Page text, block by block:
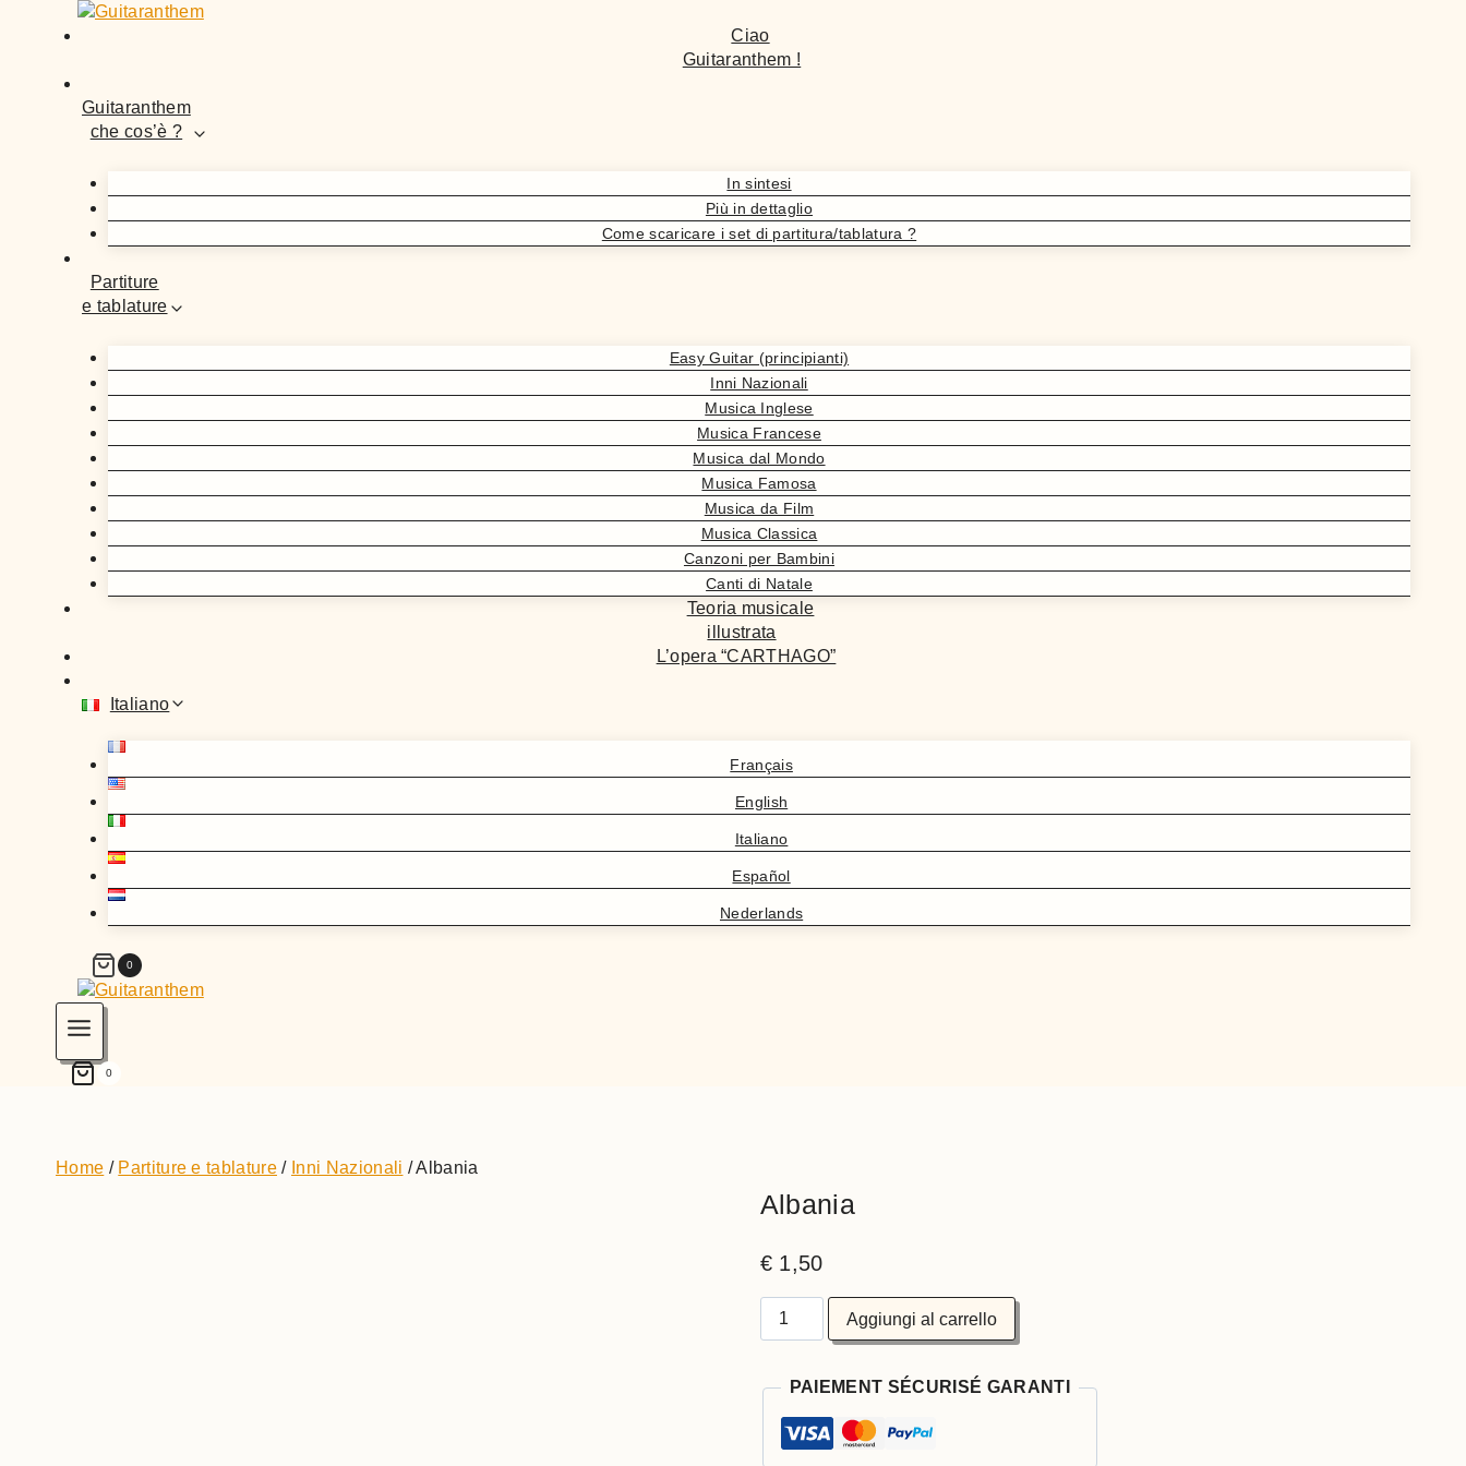
Ciao
Guitaranthem !
Guitaranthem
che cos’è ?
In sintesi
Più in dettaglio
Come scaricare i set di partitura/tablatura ?
Partiture
e tablature
Easy Guitar (principianti)
Inni Nazionali
Musica Inglese
Musica Francese
Musica dal Mondo
Musica Famosa
Musica da Film
Musica Classica
Canzoni per Bambini
Canti di Natale
Teoria musicale
illustrata
L’opera “CARTHAGO”
Italiano
Français
English
Italiano
Español
Nederlands
0
0
Home / Partiture e tablature / Inni Nazionali /Albania
Albania
€ 1,50
Aggiungi al carrello
PAIEMENT SÉCURISÉ GARANTI